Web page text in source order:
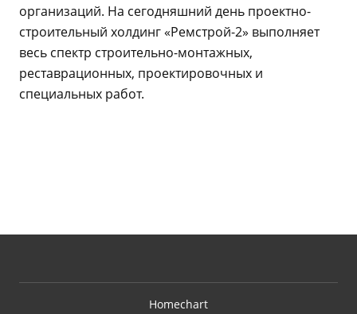
организаций. На сегодняшний день проектно-
строительный холдинг «Ремстрой-2» выполняет
весь спектр строительно-монтажных,
реставрационных, проектировочных и
специальных работ.
Homechart